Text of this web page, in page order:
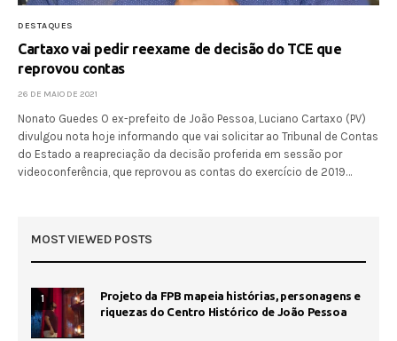
DESTAQUES
Cartaxo vai pedir reexame de decisão do TCE que
reprovou contas
26 DE MAIO DE 2021
Nonato Guedes O ex-prefeito de João Pessoa, Luciano Cartaxo (PV)
divulgou nota hoje informando que vai solicitar ao Tribunal de Contas
do Estado a reapreciação da decisão proferida em sessão por
videoconferência, que reprovou as contas do exercício de 2019…
MOST VIEWED POSTS
1
Projeto da FPB mapeia histórias, personagens e
riquezas do Centro Histórico de João Pessoa